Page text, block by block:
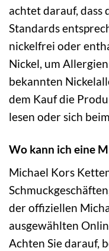
achtet darauf, dass
Standards
nickelfrei oder
Nickel, um
bekannten
dem Kauf die
lesen oder sich
Wo kann ich eine
Michael Kors
der offiziellen
ausgewählten
Achten Sie darauf,